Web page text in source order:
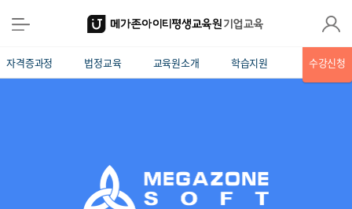
자격증과정 법정교육 교육원소개 학습지원 수강신청